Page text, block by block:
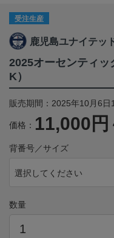
受注生産
鹿児島ユナイテッ
2025オーセンティ
K）
販売期間：2025年10月6
価格： 11,000円
背番号／サイズ
選択してください
数量